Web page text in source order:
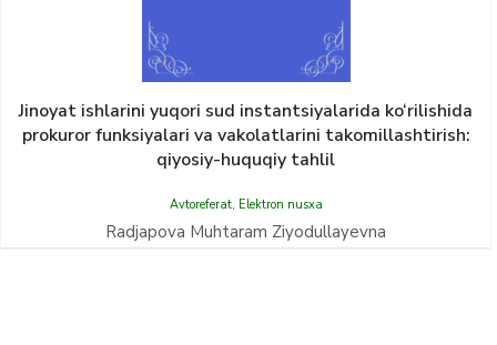
Jinoyat ishlarini yuqori sud instantsiyalarida ko‘rilishida
prokuror funksiyalari va vakolatlarini takomillashtirish:
qiyosiy-huquqiy tahlil
Avtoreferat, Elektron nusxa
Radjapova Muhtaram Ziyodullayevna